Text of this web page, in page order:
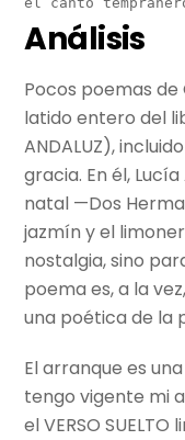
Análisis
Pocos poemas de
latido entero del
ANDALUZ),
gracia. En él,
natal —Dos
jazmín y el
nostalgia, sino
poema es, a la
una poética de la
El arranque es
tengo vigente mi
el VERSO